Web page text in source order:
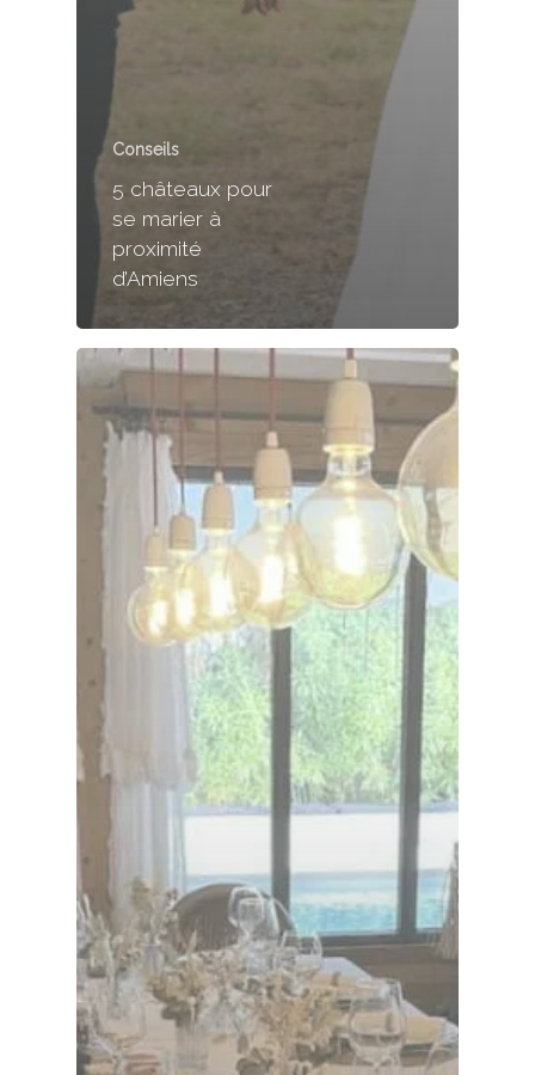
Conseils
5 châteaux pour
se marier à
proximité
d’Amiens